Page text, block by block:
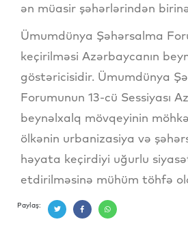
ən müasir şəhərlərindən
Ümumdünya Şəhərsalma
keçirilməsi Azərbaycanın
göstəricisidir. Ümumdünya
Forumunun 13-cü Sessiyası
beynəlxalq mövqeyinin
ölkənin urbanizasiya və
həyata keçirdiyi uğurlu
etdirilməsinə mühüm töhfə
Paylaş: